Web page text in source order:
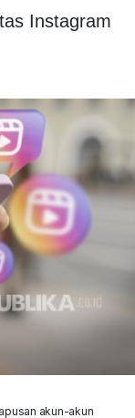
Instagram
akun-akun